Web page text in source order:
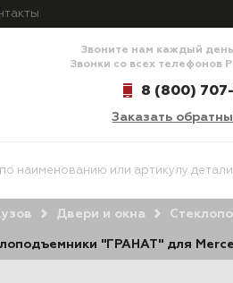
Звоните нам каждый
Звонки со всех телефонов
8 (800)
Заказать
Двери и окна
"ГРАНАТ" для